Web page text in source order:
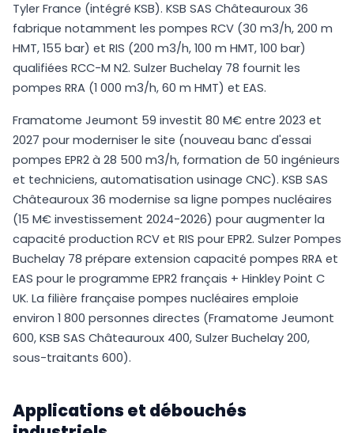
Tyler France (intégré KSB). KSB SAS Châteauroux 36
fabrique notamment les pompes RCV (30 m3/h, 200 m
HMT, 155 bar) et RIS (200 m3/h, 100 m HMT, 100 bar)
qualifiées RCC-M N2. Sulzer Buchelay 78 fournit les
pompes RRA (1 000 m3/h, 60 m HMT) et EAS.
Framatome Jeumont 59 investit 80 M€ entre 2023 et
2027 pour moderniser le site (nouveau banc d'essai
pompes EPR2 à 28 500 m3/h, formation de 50 ingénieurs
et techniciens, automatisation usinage CNC). KSB SAS
Châteauroux 36 modernise sa ligne pompes nucléaires
(15 M€ investissement 2024-2026) pour augmenter la
capacité production RCV et RIS pour EPR2. Sulzer Pompes
Buchelay 78 prépare extension capacité pompes RRA et
EAS pour le programme EPR2 français + Hinkley Point C
UK. La filière française pompes nucléaires emploie
environ 1 800 personnes directes (Framatome Jeumont
600, KSB SAS Châteauroux 400, Sulzer Buchelay 200,
sous-traitants 600).
Applications et débouchés